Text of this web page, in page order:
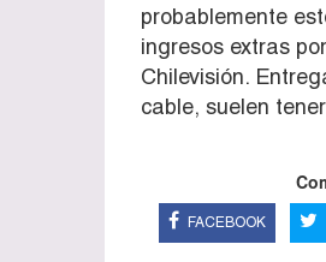
probablemente
ingresos extras
Chilevisión.
cable, suelen
FACEBOOK